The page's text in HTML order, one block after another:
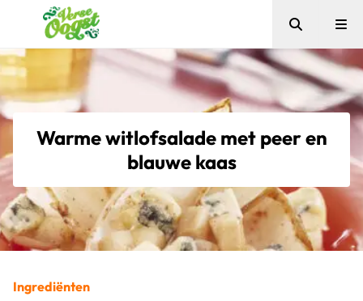
Verse Oogst
Zoeken
Warme witlofsalade met peer en
blauwe kaas
Ingrediënten